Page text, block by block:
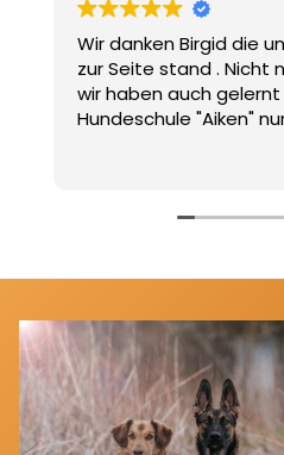
Wir danken Birgid die
zur Seite stand . Nicht
wir haben auch gelernt
Hundeschule "Aiken"